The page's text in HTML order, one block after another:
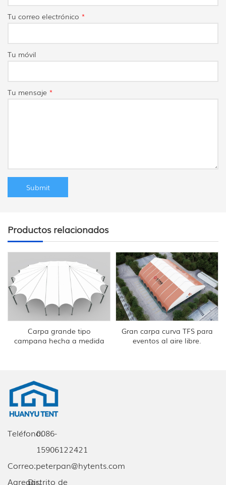
Tu correo electrónico *
Tu móvil
Tu mensaje *
Productos relacionados
Carpa grande tipo
campana hecha a medida
Gran carpa curva TFS para
eventos al aire libre.
Agregar:Distrito de
Teléfono:0086-
15906122421
Correo:peterpan@hytents.com